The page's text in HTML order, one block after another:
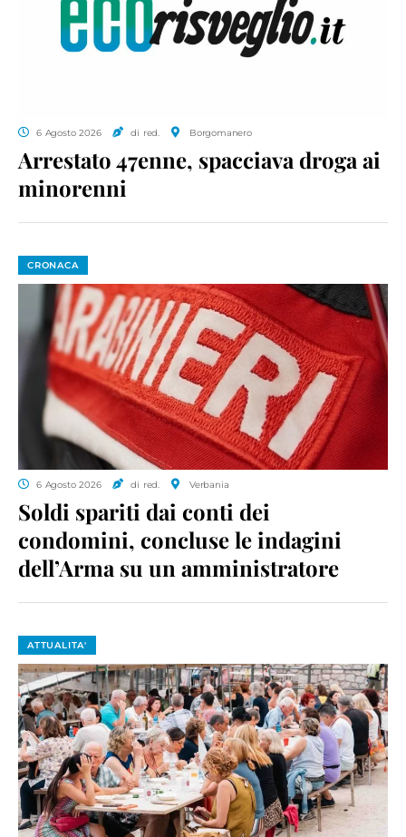
6 Agosto 2026 di red. Borgomanero
Arrestato 47enne, spacciava droga ai
minorenni
CRONACA
6 Agosto 2026 di red. Verbania
Soldi spariti dai conti dei
condomini, concluse le indagini
dell’Arma su un amministratore
ATTUALITA'